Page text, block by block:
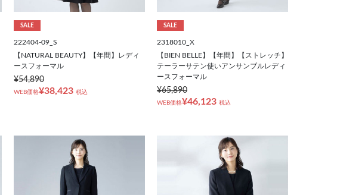
SALE
222404-09_S
【NATURAL BEAUTY】【年間】レディ
ースフォーマル
¥54,890
WEB価格¥38,423 税込
SALE
2318010_X
【BIEN BELLE】【年間】【ストレッチ】
テーラーサテン使いアンサンブルレディ
ースフォーマル
¥65,890
WEB価格¥46,123 税込